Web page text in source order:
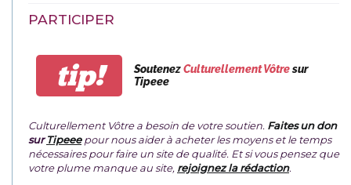
PARTICIPER
tip! SoutenezCulturellement Vôtresur
Tipeee
Culturellement Vôtre a besoin de votre soutien. Faites un don
surTipeeepour nous aider à acheter les moyens et le temps
nécessaires pour faire un site de qualité. Et si vous pensez que
votre plume manque au site, rejoignez la rédaction.